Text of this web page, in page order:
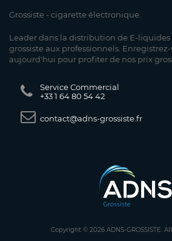
Grossiste - cigarette électronique.
Leader dans la distribution de E-liquides
grossiste aux professionnels.
aujourd'hui pour profiter de nos prix
Service Commercial
+33 1 64 80 54 42
contact@adns-grossiste.fr
Copyright © 2026 ADNS-GROSSISTE.